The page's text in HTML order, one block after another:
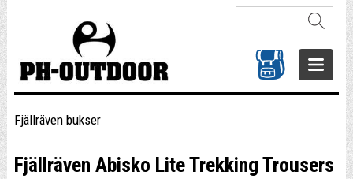
Fjällräven bukser
Fjällräven Abisko Lite Trekking Trousers